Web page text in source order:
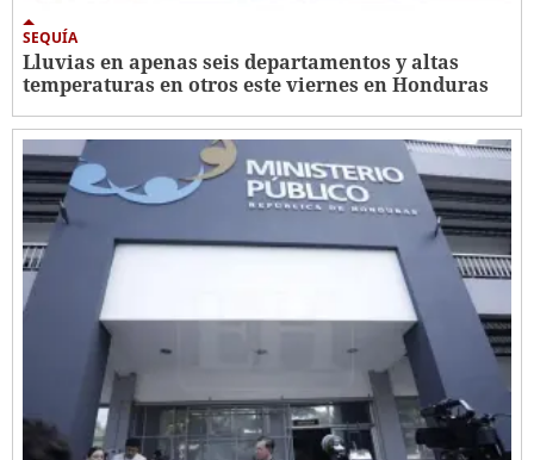
SEQUÍA
Lluvias en apenas seis departamentos y altas
temperaturas en otros este viernes en Honduras